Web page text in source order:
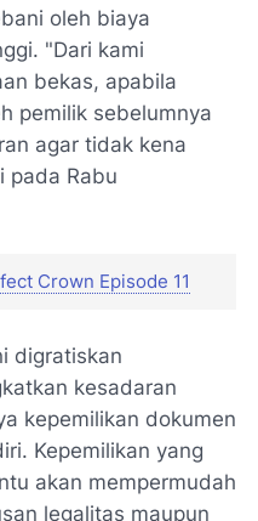
oleh biaya
"Dari kami
bekas, apabila
pemilik sebelumnya
agar tidak kena
pada Rabu
Crown Episode 11
digratiskan
kesadaran
kepemilikan dokumen
Kepemilikan yang
akan mempermudah
legalitas maupun